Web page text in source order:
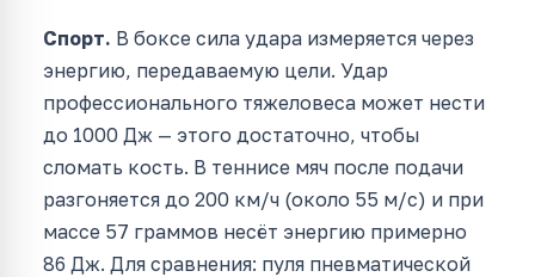
Спорт. В боксе сила удара измеряется через
энергию, передаваемую цели. Удар
профессионального тяжеловеса может нести
до 1000 Дж — этого достаточно, чтобы
сломать кость. В теннисе мяч после подачи
разгоняется до 200 км/ч (около 55 м/с) и при
массе 57 граммов несёт энергию примерно
86 Дж. Для сравнения: пуля пневматической